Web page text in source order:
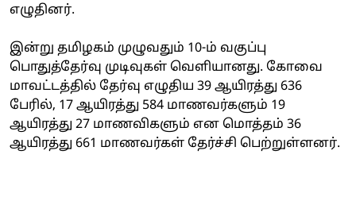
எழுதினர்.
இன்று தமிழகம் முழுவதும் 10-ம் வகுப்பு
பொதுத்தேர்வு முடிவுகள் வெளியானது. கோவை
மாவட்டத்தில் தேர்வு எழுதிய 39 ஆயிரத்து 636
பேரில், 17 ஆயிரத்து 584 மாணவர்களும் 19
ஆயிரத்து 27 மாணவிகளும் என மொத்தம் 36
ஆயிரத்து 661 மாணவர்கள் தேர்ச்சி பெற்றுள்ளனர்.